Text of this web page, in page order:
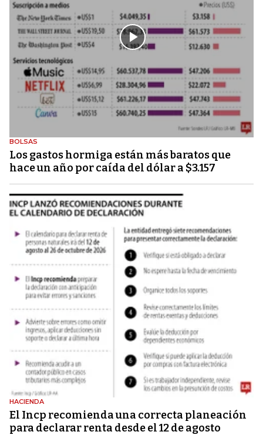
BOLSAS
Los gastos hormiga están más baratos que
hace un año por caída del dólar a $3.157
HACIENDA
El Incp recomienda una correcta planeación
para declarar renta desde el 12 de agosto